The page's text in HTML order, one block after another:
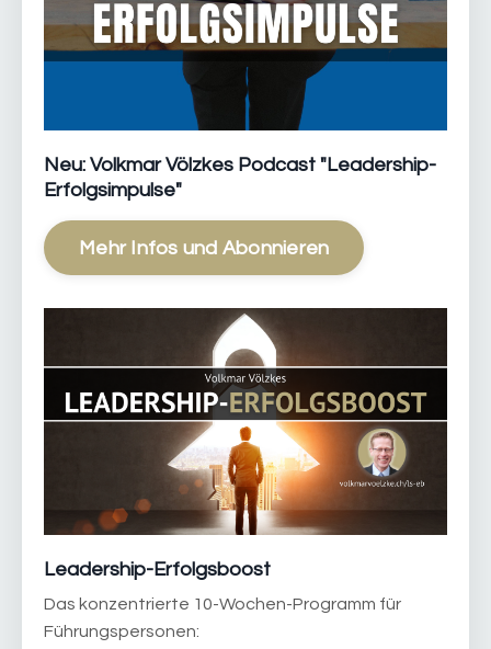
Neu: Volkmar Völzkes Podcast "Leadership-
Erfolgsimpulse"
Mehr Infos und Abonnieren
Leadership-Erfolgsboost
Das konzentrierte 10-Wochen-Programm für
Führungspersonen: